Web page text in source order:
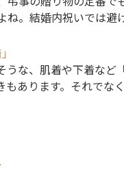
。結婚内祝いでは避
うな、肌着や下着な
あります。それで